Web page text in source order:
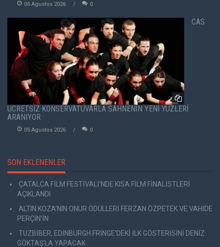
05 Agustos 2026 0
CAS
ÜCRETSİZ KONSERVATUVARLA SAHNENİN YENİ YÜZLERİ
ARANIYOR
05 Agustos 2026 0
SON EKLENENLER
ÇATALCA FİLM FESTİVALİ'NDE KISA FİLM FİNALİSTLERİ
AÇIKLANDI
ALTIN KOZA'NIN ONUR ÖDÜLLERİ FERZAN ÖZPETEK VE VAHİDE
PERÇİN'İN
TUZBİBER, EDİNBURGH FRİNGE'DEKİ İLK GÖSTERİSİNİ DENİZ
GÖKTAŞ'LA YAPACAK